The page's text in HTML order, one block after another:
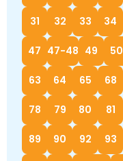
31 32 33 34
47 47-48 49 50
63 64 65 68
78 79 80 81
89 90 92 93